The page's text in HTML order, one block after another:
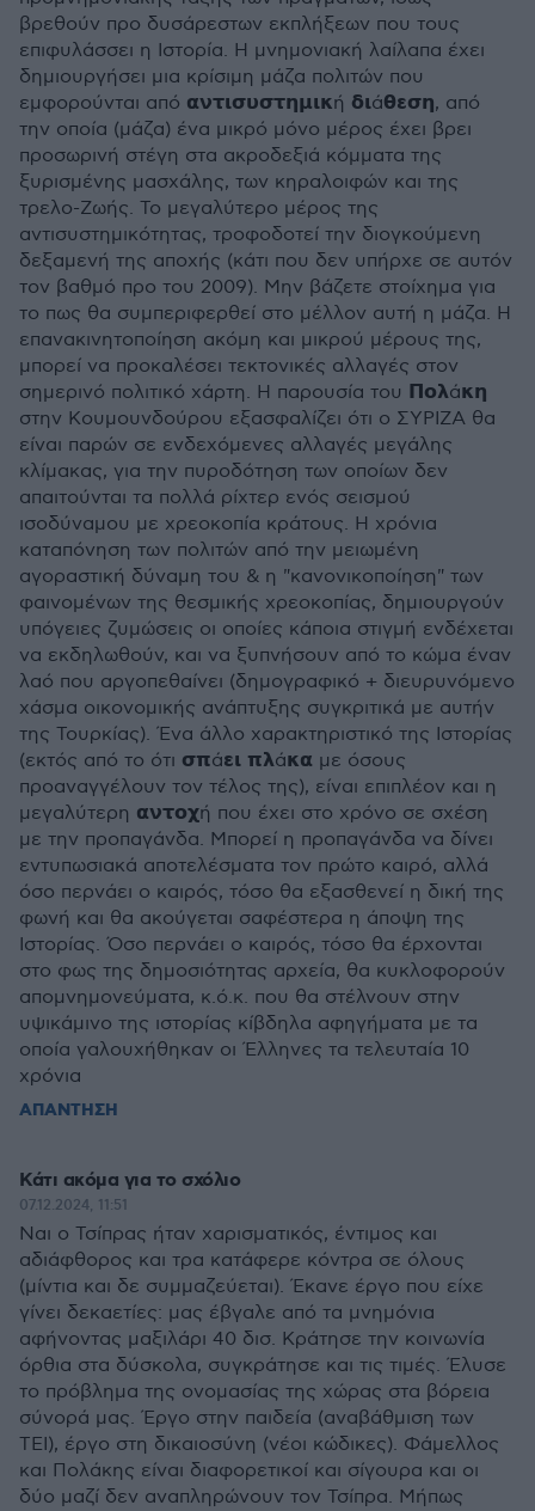
βρεθούν προ δυσάρεστων εκπλήξεων που τους
επιφυλάσσει η Ιστορία. Η μνημονιακή λαίλαπα έχει
δημιουργήσει μια κρίσιμη μάζα πολιτών που
εμφορούνται από 𝝰𝝼𝞃𝝸𝞂𝞄𝞂𝞃𝝶𝝻𝝸𝝹ή 𝝳𝝸ά𝝷𝝴𝞂𝝶, από
την οποία (μάζα) ένα μικρό μόνο μέρος έχει βρει
προσωρινή στέγη στα ακροδεξιά κόμματα της
ξυρισμένης μασχάλης, των κηραλοιφών και της
τρελο-Ζωής. Το μεγαλύτερο μέρος της
αντισυστημικότητας, τροφοδοτεί την διογκούμενη
δεξαμενή της αποχής (κάτι που δεν υπήρχε σε αυτόν
τον βαθμό προ του 2009). Μην βάζετε στοίχημα για
το πως θα συμπεριφερθεί στο μέλλον αυτή η μάζα. Η
επανακινητοποίηση ακόμη και μικρού μέρους της,
μπορεί να προκαλέσει τεκτονικές αλλαγές στον
σημερινό πολιτικό χάρτη. Η παρουσία του 𝝥𝝾𝝺ά𝝹𝝶
στην Κουμουνδούρου εξασφαλίζει ότι ο ΣΥΡΙΖΑ θα
είναι παρών σε ενδεχόμενες αλλαγές μεγάλης
κλίμακας, για την πυροδότηση των οποίων δεν
απαιτούνται τα πολλά ρίχτερ ενός σεισμού
ισοδύναμου με χρεοκοπία κράτους. Η χρόνια
καταπόνηση των πολιτών από την μειωμένη
αγοραστική δύναμη του & η "κανονικοποίηση" των
φαινομένων της θεσμικής χρεοκοπίας, δημιουργούν
υπόγειες ζυμώσεις οι οποίες κάποια στιγμή ενδέχεται
να εκδηλωθούν, και να ξυπνήσουν από το κώμα έναν
λαό που αργοπεθαίνει (δημογραφικό + διευρυνόμενο
χάσμα οικονομικής ανάπτυξης συγκριτικά με αυτήν
της Τουρκίας). Ένα άλλο χαρακτηριστικό της Ιστορίας
(εκτός από το ότι 𝞂𝝿ά𝝴𝝸 𝝿𝝺ά𝝹𝝰 με όσους
προαναγγέλουν τον τέλος της), είναι επιπλέον και η
μεγαλύτερη 𝝰𝝼𝞃𝝾𝞆ή που έχει στο χρόνο σε σχέση
με την προπαγάνδα. Μπορεί η προπαγάνδα να δίνει
εντυπωσιακά αποτελέσματα τον πρώτο καιρό, αλλά
όσο περνάει ο καιρός, τόσο θα εξασθενεί η δική της
φωνή και θα ακούγεται σαφέστερα η άποψη της
Ιστορίας. Όσο περνάει ο καιρός, τόσο θα έρχονται
στο φως της δημοσιότητας αρχεία, θα κυκλοφορούν
απομνημονεύματα, κ.ό.κ. που θα στέλνουν στην
υψικάμινο της ιστορίας κίβδηλα αφηγήματα με τα
οποία γαλουχήθηκαν οι Έλληνες τα τελευταία 10
χρόνια
ΑΠΑΝΤΗΣΗ
Κάτι ακόμα για το σχόλιο
07.12.2024, 11:51
Ναι ο Τσίπρας ήταν χαρισματικός, έντιμος και
αδιάφθορος και τρα κατάφερε κόντρα σε όλους
(μίντια και δε συμμαζεύεται). Έκανε έργο που είχε
γίνει δεκαετίες: μας έβγαλε από τα μνημόνια
αφήνοντας μαξιλάρι 40 δισ. Κράτησε την κοινωνία
όρθια στα δύσκολα, συγκράτησε και τις τιμές. Έλυσε
το πρόβλημα της ονομασίας της χώρας στα βόρεια
σύνορά μας. Έργο στην παιδεία (αναβάθμιση των
ΤΕΙ), έργο στη δικαιοσύνη (νέοι κώδικες). Φάμελλος
και Πολάκης είναι διαφορετικοί και σίγουρα και οι
δύο μαζί δεν αναπληρώνουν τον Τσίπρα. Μήπως